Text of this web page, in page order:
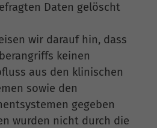
Daten gelöscht
wir darauf hin, dass
keinen
aus den klinischen
sowie den
gegeben
wurden nicht durch die